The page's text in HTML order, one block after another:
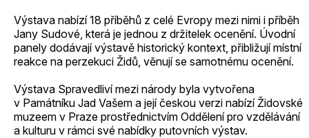
Výstava nabízí 18 příběhů z celé Evropy mezi nimi i příběh
Jany Sudové, která je jednou z držitelek ocenění. Úvodní
panely dodávají výstavě historický kontext, přibližují místní
reakce na perzekuci Židů, věnují se samotnému ocenění.
Výstava Spravedliví mezi národy byla vytvořena
v Památníku Jad Vašem a její českou verzi nabízí Židovské
muzeem v Praze prostřednictvím Oddělení pro vzdělávání
a kulturu v rámci své nabídky putovních výstav.